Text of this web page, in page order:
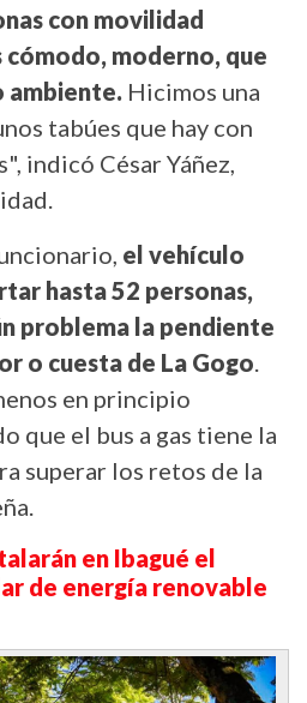
con movilidad
cómodo, moderno, que
ambiente. Hicimos una
tabúes que hay con
indicó César Yáñez,
el vehículo
hasta 52 personas,
problema la pendiente
o cuesta de La Gogo.
en principio
que el bus a gas tiene la
superar los retos de la
en Ibagué el
de energía renovable